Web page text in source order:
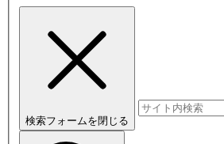
検索フォームを閉じる